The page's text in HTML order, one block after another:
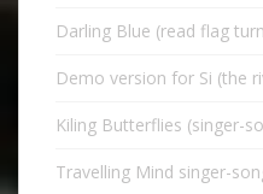
Darling Blue (read flag
Demo version for Si (the
Kiling Butterflies (singer-
Travelling Mind singer-